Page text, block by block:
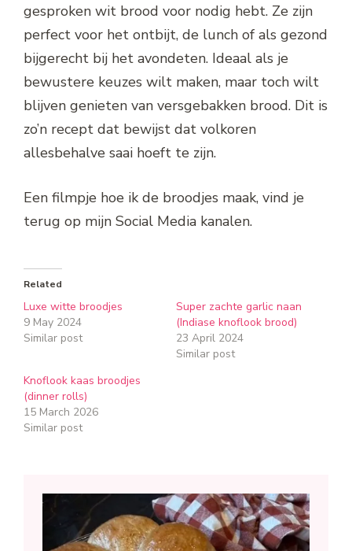
gesproken wit brood voor nodig hebt. Ze zijn
perfect voor het ontbijt, de lunch of als gezond
bijgerecht bij het avondeten. Ideaal als je
bewustere keuzes wilt maken, maar toch wilt
blijven genieten van versgebakken brood. Dit is
zo’n recept dat bewijst dat volkoren
allesbehalve saai hoeft te zijn.
Een filmpje hoe ik de broodjes maak, vind je
terug op mijn Social Media kanalen.
Related
Luxe witte broodjes
9 May 2024
Similar post
Super zachte garlic naan
(Indiase knoflook brood)
23 April 2024
Similar post
Knoflook kaas broodjes
(dinner rolls)
15 March 2026
Similar post